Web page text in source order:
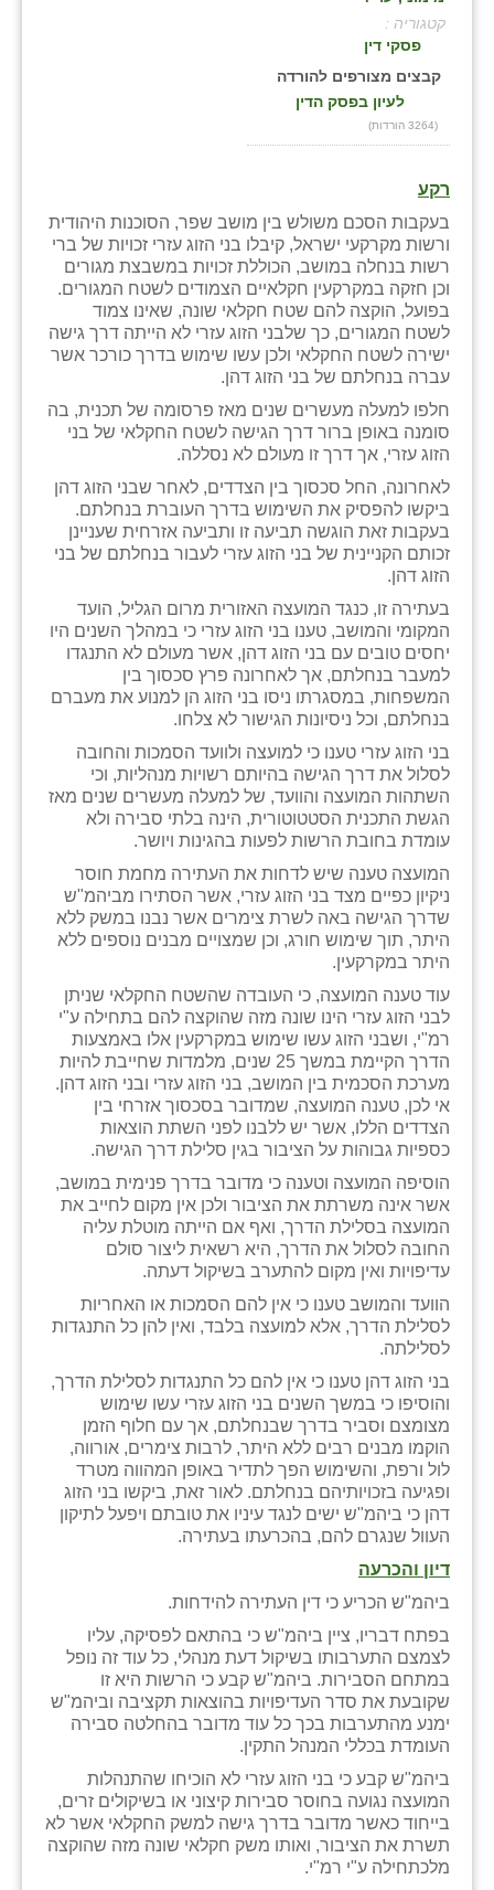
קטגוריה :
פסקי דין
קבצים מצורפים להורדה
לעיון בפסק הדין
(3264 הורדות)
רקע
בעקבות הסכם משולש בין מושב שפר, הסוכנות היהודית
ורשות מקרקעי ישראל, קיבלו בני הזוג עזרי זכויות של ברי
רשות בנחלה במושב, הכוללת זכויות במשבצת מגורים
וכן חזקה במקרקעין חקלאיים הצמודים לשטח המגורים.
בפועל, הוקצה להם שטח חקלאי שונה, שאינו צמוד
לשטח המגורים, כך שלבני הזוג עזרי לא הייתה דרך גישה
ישירה לשטח החקלאי ולכן עשו שימוש בדרך כורכר אשר
עברה בנחלתם של בני הזוג דהן.
חלפו למעלה מעשרים שנים מאז פרסומה של תכנית, בה
סומנה באופן ברור דרך הגישה לשטח החקלאי של בני
הזוג עזרי, אך דרך זו מעולם לא נסללה.
לאחרונה, החל סכסוך בין הצדדים, לאחר שבני הזוג דהן
ביקשו להפסיק את השימוש בדרך העוברת בנחלתם.
בעקבות זאת הוגשה תביעה זו ותביעה אזרחית שעניינן
זכותם הקניינית של בני הזוג עזרי לעבור בנחלתם של בני
הזוג דהן.
בעתירה זו, כנגד המועצה האזורית מרום הגליל, הועד
המקומי והמושב, טענו בני הזוג עזרי כי במהלך השנים היו
יחסים טובים עם בני הזוג דהן, אשר מעולם לא התנגדו
למעבר בנחלתם, אך לאחרונה פרץ סכסוך בין
המשפחות, במסגרתו ניסו בני הזוג הן למנוע את מעברם
בנחלתם, וכל ניסיונות הגישור לא צלחו.
בני הזוג עזרי טענו כי למועצה ולוועד הסמכות והחובה
לסלול את דרך הגישה בהיותם רשויות מנהליות, וכי
השתהות המועצה והוועד, של למעלה מעשרים שנים מאז
הגשת התכנית הסטטוטורית, הינה בלתי סבירה ולא
עומדת בחובת הרשות לפעות בהגינות ויושר.
המועצה טענה שיש לדחות את העתירה מחמת חוסר
ניקיון כפיים מצד בני הזוג עזרי, אשר הסתירו מביהמ"ש
שדרך הגישה באה לשרת צימרים אשר נבנו במשק ללא
היתר, תוך שימוש חורג, וכן שמצויים מבנים נוספים ללא
היתר במקרקעין.
עוד טענה המועצה, כי העובדה שהשטח החקלאי שניתן
לבני הזוג עזרי הינו שונה מזה שהוקצה להם בתחילה ע"י
רמ"י, ושבני הזוג עשו שימוש במקרקעין אלו באמצעות
הדרך הקיימת במשך 25 שנים, מלמדות שחייבת להיות
מערכת הסכמית בין המושב, בני הזוג עזרי ובני הזוג דהן.
אי לכן, טענה המועצה, שמדובר בסכסוך אזרחי בין
הצדדים הללו, אשר יש ללבנו לפני השתת הוצאות
כספיות גבוהות על הציבור בגין סלילת דרך הגישה.
הוסיפה המועצה וטענה כי מדובר בדרך פנימית במושב,
אשר אינה משרתת את הציבור ולכן אין מקום לחייב את
המועצה בסלילת הדרך, ואף אם הייתה מוטלת עליה
החובה לסלול את הדרך, היא רשאית ליצור סולם
עדיפויות ואין מקום להתערב בשיקול דעתה.
הוועד והמושב טענו כי אין להם הסמכות או האחריות
לסלילת הדרך, אלא למועצה בלבד, ואין להן כל התנגדות
לסלילתה.
בני הזוג דהן טענו כי אין להם כל התנגדות לסלילת הדרך,
והוסיפו כי במשך השנים בני הזוג עזרי עשו שימוש
מצומצם וסביר בדרך שבנחלתם, אך עם חלוף הזמן
הוקמו מבנים רבים ללא היתר, לרבות צימרים, אורווה,
לול ורפת, והשימוש הפך לתדיר באופן המהווה מטרד
ופגיעה בזכויותיהם בנחלתם. לאור זאת, ביקשו בני הזוג
דהן כי ביהמ"ש ישים לנגד עיניו את טובתם ויפעל לתיקון
העוול שנגרם להם, בהכרעתו בעתירה.
דיון והכרעה
ביהמ"ש הכריע כי דין העתירה להידחות.
בפתח דבריו, ציין ביהמ"ש כי בהתאם לפסיקה, עליו
לצמצם התערבותו בשיקול דעת מנהלי, כל עוד זה נופל
במתחם הסבירות. ביהמ"ש קבע כי הרשות היא זו
שקובעת את סדר העדיפויות בהוצאות תקציבה וביהמ"ש
ימנע מהתערבות בכך כל עוד מדובר בהחלטה סבירה
העומדת בכללי המנהל התקין.
ביהמ"ש קבע כי בני הזוג עזרי לא הוכיחו שהתנהלות
המועצה נגועה בחוסר סבירות קיצוני או בשיקולים זרים,
בייחוד כאשר מדובר בדרך גישה למשק החקלאי אשר לא
תשרת את הציבור, ואותו משק חקלאי שונה מזה שהוקצה
מלכתחילה ע"י רמ"י.
בני ציון
בצרה
בקעות
גן השומרון
גני עם
גני יהודה
גנות
ורד יריחו
זוהר
הדר עם
חבצלת השרון
חמרה
חרב לאת
יקנעם
כליל
יד השמונה
כפר אביב
כפר ביאליק
כפר הרי״ף
כפר מישר
כפר מע״ש
כפר מרדכי
כפר סבא (אגרא)
כפר שמריהו
מגשימים
מישר
מכורה
מנחמיה
נאות הכיכר
נווה אטי״ב
נהריה (אג״ש)
ניר צבי
עין תמר
עמרים
קורנית
קלחים
רועי